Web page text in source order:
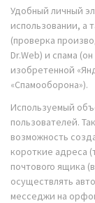
Удобный личный
использовании, а
(проверка
Dr.Web) и спама
изобретенной
«Спамооборона»).
Используемый
пользователей.
возможность
короткие адреса
почтового ящика
осуществлять
месседжи на